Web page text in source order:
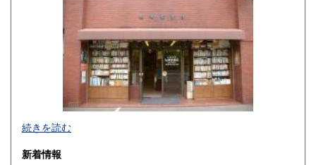
430円 大分県
430円 鹿児島県
430円
1957年創業。北海道・樺太・千島郷土誌、日露交渉史、アイ
ヌ民族関係を中心に古地図、近代文学初版本・自筆物などを
す。
続きを読む
新着情報